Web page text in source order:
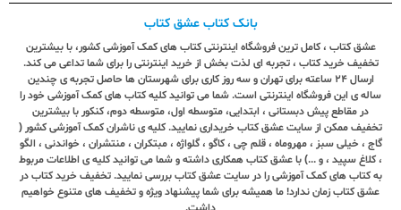
بانک کتاب عشق کتاب
عشق کتاب ، کامل ترین فروشگاه اینترنتی کتاب های کمک آموزشی کشور، با بیشترین
تخفیف خرید کتاب ، تجربه ای لذت بخش از خرید اینترنتی را برای شما تداعی می کند.
ارسال ٢٤ ساعته برای تهران و سه روز کاری برای شهرستان ها حاصل تجربه ی چندین
ساله ی این فروشگاه اینترنتی است. شما می توانید کلیه کتاب های کمک آموزشی خود را
در مقاطع پیش دبستانی ، ابتدایی، متوسطه اول، متوسطه دوم، کنکور با بیشترین
تخفیف ممکن از سایت عشق کتاب خریداری نمایید. کلیه ی ناشران کمک آموزشی کشور (
گاج ، خیلی سبز ، مهروماه ، قلم چی ، کاگو ، گلواژه ، مبتکران ، منتشران ، خواندنی ، الگو
، کلاغ سپید ، و ...) با عشق کتاب همکاری داشته و شما می توانید کلیه ی اطلاعات مربوط
به کتاب های کمک آموزشی را در سایت عشق کتاب بررسی نمایید. تخفیف خرید کتاب در
عشق کتاب زمان ندارد! ما همیشه برای شما پیشنهاد ویژه و تخفیف های متنوع خواهیم